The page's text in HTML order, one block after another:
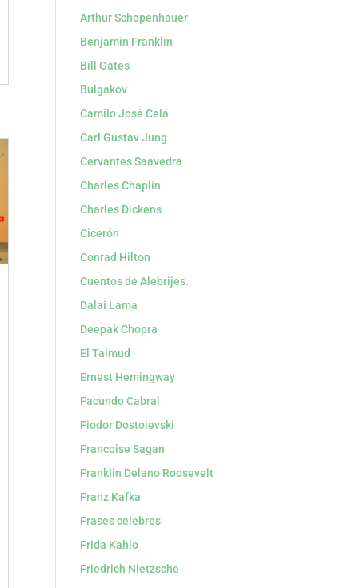
Arthur Schopenhauer
Benjamin Franklin
Bill Gates
Bulgakov
Camilo José Cela
Carl Gustav Jung
Cervantes Saavedra
Charles Chaplin
Charles Dickens
Cicerón
Conrad Hilton
Cuentos de Alebrijes.
Dalai Lama
Deepak Chopra
El Talmud
Ernest Hemingway
Facundo Cabral
Fiodor Dostoievski
Francoise Sagan
Franklin Delano Roosevelt
Franz Kafka
Frases celebres
Frida Kahlo
Friedrich Nietzsche